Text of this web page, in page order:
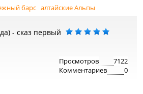
барс алтайские Альпы
- сказ первый
Просмотров
7122
Комментариев
0